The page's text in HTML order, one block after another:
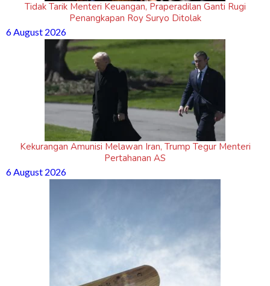
Tidak Tarik Menteri Keuangan, Praperadilan Ganti Rugi
Penangkapan Roy Suryo Ditolak
6 August 2026
Kekurangan Amunisi Melawan Iran, Trump Tegur Menteri
Pertahanan AS
6 August 2026